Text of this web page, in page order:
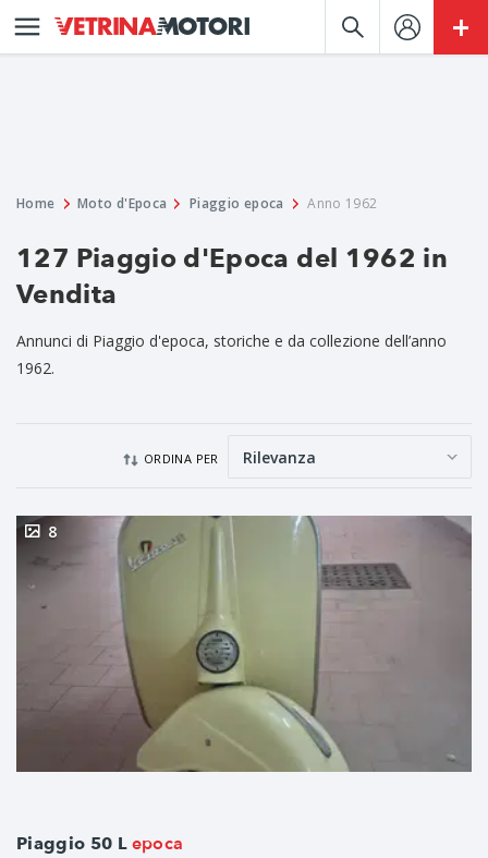
Home Moto d'Epoca Piaggio epoca Anno 1962
127 Piaggio d'Epoca del 1962 in
Vendita
Annunci di Piaggio d'epoca, storiche e da collezione dell’anno
1962.
ORDINA PER
Piaggio 50 L epoca
8